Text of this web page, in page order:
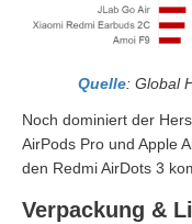
Quelle: Global
Noch dominiert der
AirPods Pro und Apple
den Redmi AirDots 3
Verpackung &